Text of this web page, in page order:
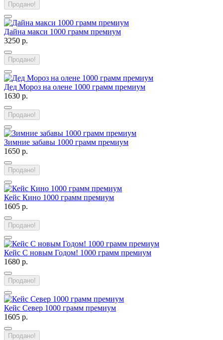
Продано!
Дайна макси 1000 грамм премиум
3250 р.
Продано!
Дед Мороз на олене 1000 грамм премиум
1630 р.
Продано!
Зимние забавы 1000 грамм премиум
1650 р.
Продано!
Кейс Кино 1000 грамм премиум
1605 р.
Продано!
Кейс С новым Годом! 1000 грамм премиум
1680 р.
Продано!
Кейс Север 1000 грамм премиум
1605 р.
Продано!